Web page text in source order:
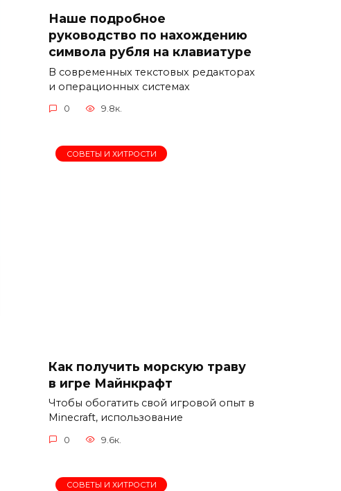
Наше подробное
руководство по нахождению
символа рубля на клавиатуре
В современных текстовых редакторах
и операционных системах
0 9.8к.
СОВЕТЫ И ХИТРОСТИ
Как получить морскую траву
в игре Майнкрафт
Чтобы обогатить свой игровой опыт в
Minecraft, использование
0 9.6к.
СОВЕТЫ И ХИТРОСТИ